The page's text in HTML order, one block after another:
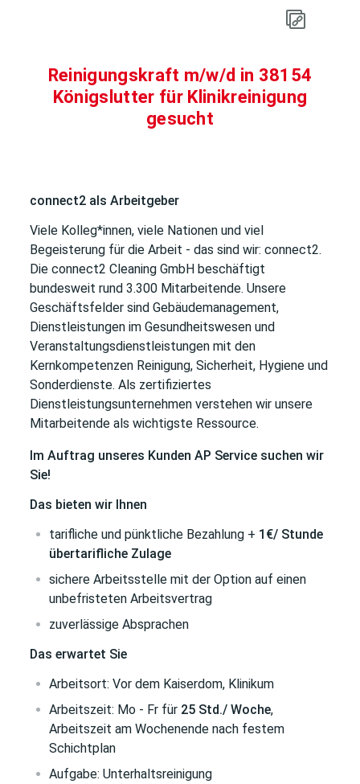
Reinigungskraft m/w/d in 38154
Königslutter für Klinikreinigung
gesucht
connect2 als Arbeitgeber
Viele Kolleg*innen, viele Nationen und viel
Begeisterung für die Arbeit - das sind wir: connect2.
Die connect2 Cleaning GmbH beschäftigt
bundesweit rund 3.300 Mitarbeitende. Unsere
Geschäftsfelder sind Gebäudemanagement,
Dienstleistungen im Gesundheitswesen und
Veranstaltungsdienstleistungen mit den
Kernkompetenzen Reinigung, Sicherheit, Hygiene und
Sonderdienste. Als zertifiziertes
Dienstleistungsunternehmen verstehen wir unsere
Mitarbeitende als wichtigste Ressource.
Im Auftrag unseres Kunden AP Service suchen wir
Sie!
Das bieten wir Ihnen
tarifliche und pünktliche Bezahlung + 1€/ Stunde
übertarifliche Zulage
sichere Arbeitsstelle mit der Option auf einen
unbefristeten Arbeitsvertrag
zuverlässige Absprachen
Das erwartet Sie
Arbeitsort: Vor dem Kaiserdom, Klinikum
Arbeitszeit: Mo - Fr für 25 Std./ Woche,
Arbeitszeit am Wochenende nach festem
Schichtplan
Aufgabe: Unterhaltsreinigung